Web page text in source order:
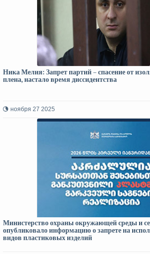
Ника Мелия: Запрет партий – спасение от
плена, настало время диссидентства
ноября 27 2025
Министерство охраны окружающей среды и
опубликовало информацию о запрете на
видов пластиковых изделий